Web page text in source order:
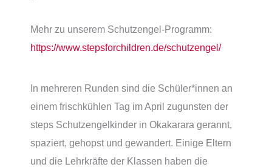
Mehr zu unserem Schutzengel-Programm:
https://www.stepsforchildren.de/schutzengel/
In mehreren Runden sind die Schüler*innen an
einem frischkühlen Tag im April zugunsten der
steps Schutzengelkinder in Okakarara gerannt,
spaziert, gehopst und gewandert. Einige Eltern
und die Lehrkräfte der Klassen haben die